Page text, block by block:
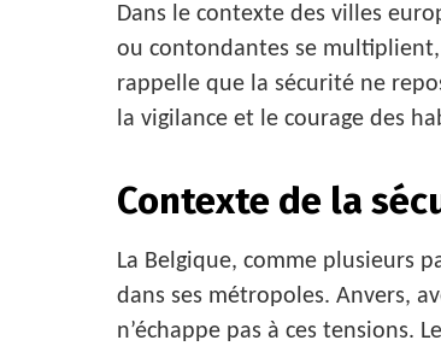
Dans le contexte des villes
ou contondantes se
rappelle que la sécurité ne
la vigilance et le courage des
Contexte de la
La Belgique, comme plusieurs
dans ses métropoles. Anvers,
n’échappe pas à ces tensions.